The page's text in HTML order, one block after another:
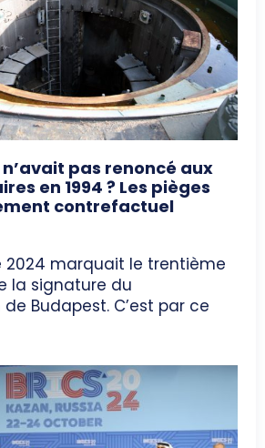
n’avait pas renoncé aux
en 1994 ? Les pièges
contrefactuel
2024 marquait le trentième
la signature du
Budapest. C’est par ce